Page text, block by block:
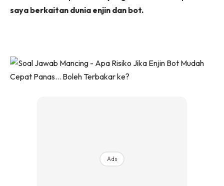
saya berkaitan dunia enjin dan bot.
Ads